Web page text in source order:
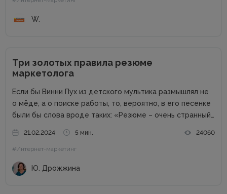
W.
Три золотых правила резюме
маркетолога
Если бы Винни Пух из детского мультика размышлял не
о мёде, а о поиске работы, то, вероятно, в его песенке
были бы слова вроде таких: «Резюме – очень странный
что...
21.02.2024 5 мин. 24060
#Интернет-маркетинг
Ю. Дрожжина